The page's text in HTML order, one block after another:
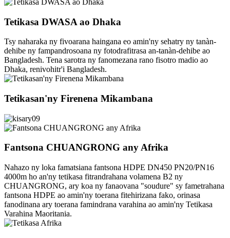
Tetikasa DWASA ao Dhaka
Tsy naharaka ny fivoarana haingana eo amin'ny sehatry ny tanàn-
dehibe ny fampandrosoana ny fotodrafitrasa an-tanàn-dehibe ao
Bangladesh. Tena sarotra ny fanomezana rano fisotro madio ao
Dhaka, renivohitr'i Bangladesh.
Tetikasan'ny Firenena Mikambana
Fantsona CHUANGRONG any Afrika
Nahazo ny loka famatsiana fantsona HDPE DN450 PN20/PN16
4000m ho an'ny tetikasa fitrandrahana volamena B2 ny
CHUANGRONG, ary koa ny fanaovana "soudure" sy fametrahana
fantsona HDPE ao amin'ny toerana fitehirizana fako, orinasa
fanodinana ary toerana famindrana varahina ao amin'ny Tetikasa
Varahina Maoritania.